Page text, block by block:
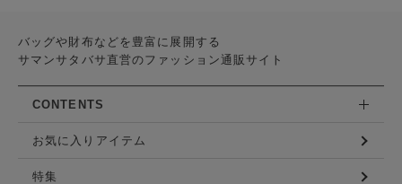
バッグや財布などを豊富に展開する
サマンサタバサ直営のファッション通販サイト
CONTENTS
お気に入りアイテム
特集